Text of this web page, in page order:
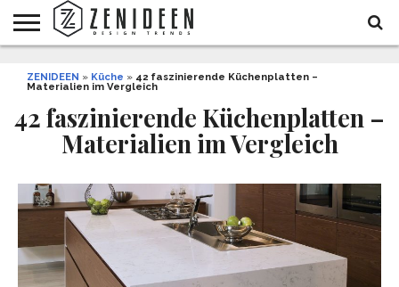
INNENDESIGN
ARCHITEKTUR
GARTEN
UND
LIFESTYLE
DEKO
&
DIY
STYLE
REZEPTE
GESUNDHEIT
WEIHNACHTEN
ZENIDEEN » Küche » 42 faszinierende Küchenplatten –
Materialien im Vergleich
42 faszinierende Küchenplatten –
Materialien im Vergleich